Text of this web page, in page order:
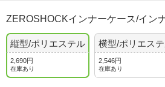
ZEROSHOCKインナーケース/イン
タイプ)：縦型/ポリエステル
縦型/ポリエステル
2,690円
在庫あり
横型/ポリエス
2,546円
在庫あり